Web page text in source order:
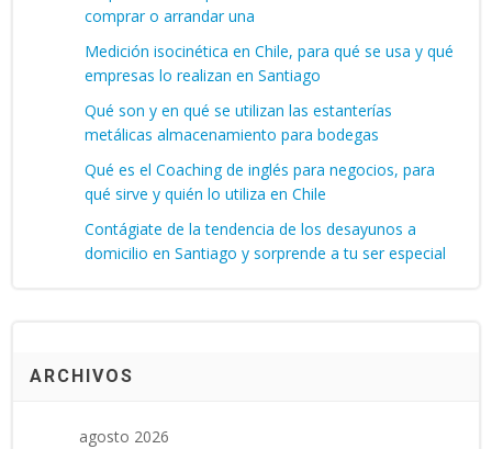
comprar o arrandar una
Medición isocinética en Chile, para qué se usa y qué
empresas lo realizan en Santiago
Qué son y en qué se utilizan las estanterías
metálicas almacenamiento para bodegas
Qué es el Coaching de inglés para negocios, para
qué sirve y quién lo utiliza en Chile
Contágiate de la tendencia de los desayunos a
domicilio en Santiago y sorprende a tu ser especial
ARCHIVOS
agosto 2026